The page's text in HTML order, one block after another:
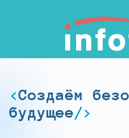
Создаём
будущее